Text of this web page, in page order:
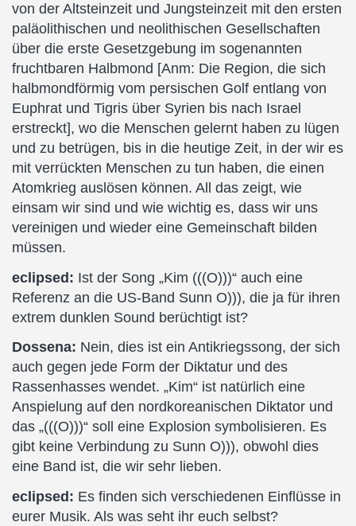
von der Altsteinzeit und Jungsteinzeit mit den ersten
paläolithischen und neolithischen Gesellschaften
über die erste Gesetzgebung im sogenannten
fruchtbaren Halbmond [Anm: Die Region, die sich
halbmondförmig vom persischen Golf entlang von
Euphrat und Tigris über Syrien bis nach Israel
erstreckt], wo die Menschen gelernt haben zu lügen
und zu betrügen, bis in die heutige Zeit, in der wir es
mit verrückten Menschen zu tun haben, die einen
Atomkrieg auslösen können. All das zeigt, wie
einsam wir sind und wie wichtig es, dass wir uns
vereinigen und wieder eine Gemeinschaft bilden
müssen.
eclipsed: Ist der Song „Kim (((O)))“ auch eine
Referenz an die US-Band Sunn O))), die ja für ihren
extrem dunklen Sound berüchtigt ist?
Dossena: Nein, dies ist ein Antikriegssong, der sich
auch gegen jede Form der Diktatur und des
Rassenhasses wendet. „Kim“ ist natürlich eine
Anspielung auf den nordkoreanischen Diktator und
das „(((O)))“ soll eine Explosion symbolisieren. Es
gibt keine Verbindung zu Sunn O))), obwohl dies
eine Band ist, die wir sehr lieben.
eclipsed: Es finden sich verschiedenen Einflüsse in
eurer Musik. Als was seht ihr euch selbst?